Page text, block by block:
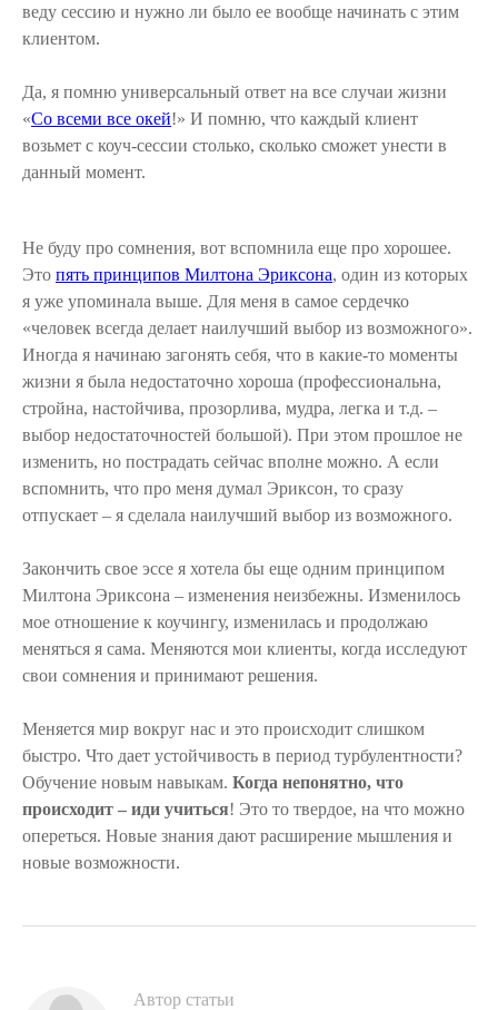
веду сессию и нужно ли было ее вообще начинать с этим
клиентом.
Да, я помню универсальный ответ на все случаи жизни
«Со всеми все окей!» И помню, что каждый клиент
возьмет с коуч-сессии столько, сколько сможет унести в
данный момент.
Не буду про сомнения, вот вспомнила еще про хорошее.
Это пять принципов Милтона Эриксона, один из которых
я уже упоминала выше. Для меня в самое сердечко
«человек всегда делает наилучший выбор из возможного».
Иногда я начинаю загонять себя, что в какие-то моменты
жизни я была недостаточно хороша (профессиональна,
стройна, настойчива, прозорлива, мудра, легка и т.д. –
выбор недостаточностей большой). При этом прошлое не
изменить, но пострадать сейчас вполне можно. А если
вспомнить, что про меня думал Эриксон, то сразу
отпускает – я сделала наилучший выбор из возможного.
Закончить свое эссе я хотела бы еще одним принципом
Милтона Эриксона – изменения неизбежны. Изменилось
мое отношение к коучингу, изменилась и продолжаю
меняться я сама. Меняются мои клиенты, когда исследуют
свои сомнения и принимают решения.
Меняется мир вокруг нас и это происходит слишком
быстро. Что дает устойчивость в период турбулентности?
Обучение новым навыкам. Когда непонятно, что
происходит – иди учиться! Это то твердое, на что можно
опереться. Новые знания дают расширение мышления и
новые возможности.
Автор статьи